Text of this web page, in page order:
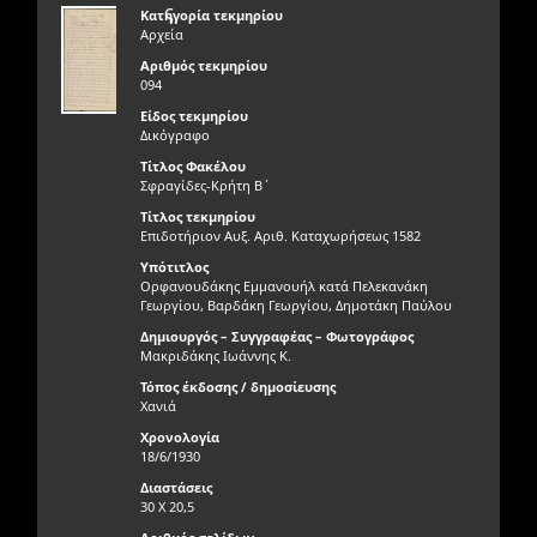
ς
Κατηγορία τεκμηρίου
Αρχεία
Αριθμός τεκμηρίου
094
Είδος τεκμηρίου
Δικόγραφο
Τίτλος Φακέλου
Σφραγίδες-Κρήτη B΄
Τίτλος τεκμηρίου
Επιδοτήριον Αυξ. Αριθ. Καταχωρήσεως 1582
Υπότιτλος
Ορφανουδάκης Εμμανουήλ κατά Πελεκανάκη
Γεωργίου, Βαρδάκη Γεωργίου, Δημοτάκη Παύλου
Δημιουργός – Συγγραφέας – Φωτογράφος
Μακριδάκης Ιωάννης Κ.
Τόπος έκδοσης / δημοσίευσης
Χανιά
Χρονολογία
18/6/1930
Διαστάσεις
30 X 20,5